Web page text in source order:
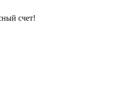
счет!